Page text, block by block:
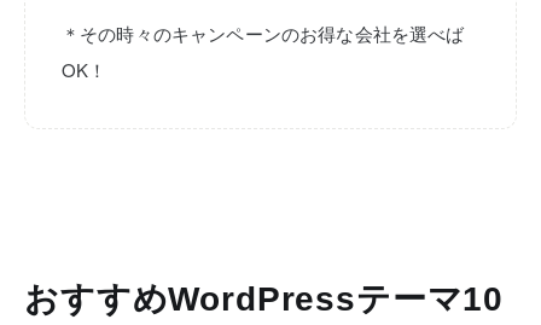
＊その時々のキャンペーンのお得な会社を選べば
OK！
おすすめWordPressテーマ10